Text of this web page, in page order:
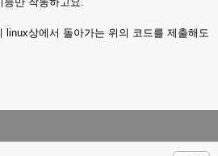
linux상에서 돌아가는 위의 코드를 제출해도